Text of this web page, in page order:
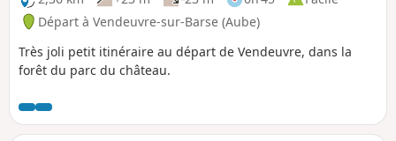
Départ à Vendeuvre-sur-Barse (Aube)
Très joli petit itinéraire au départ de Vendeuvre, dans la
forêt du parc du château.